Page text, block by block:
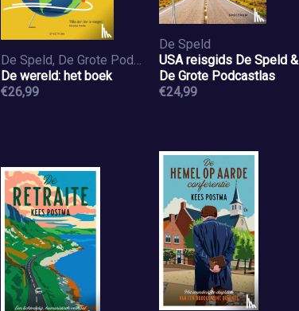
De Speld, De Grote Podcastlas
De wereld: het boek
€26,99
De Speld
USA reisgids De Speld &
De Grote Podcastlas
€24,99